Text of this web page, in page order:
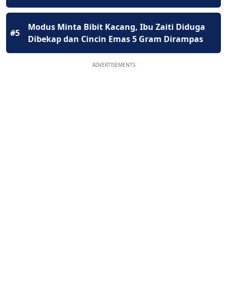
#5
Modus Minta Bibit Kacang, Ibu Zaiti Diduga
Dibekap dan Cincin Emas 5 Gram Dirampas
ADVERTISEMENTS